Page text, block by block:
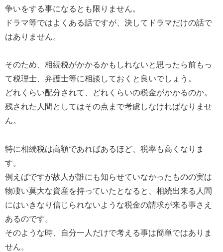
争いをする事になるとも限りません。
ドラマ等ではよくある話ですが、決してドラマだけの話で
はありません。
そのため、相続税がかかるかもしれないと思ったら前もっ
て税理士、弁護士等に相談しておくと良いでしょう。
どれくらい配分されて、どれくらいの税金がかかるのか。
残された人間としてはその点まで考慮しなければなりませ
ん。
特に相続税は高額であればあるほど、税率も高くなりま
す。
例えばですが故人が誰にも知らせていなかったものの実は
物凄い莫大な資産を持っていたとなると、相続出来る人間
にはいきなり信じられないような税金の請求が来る事さえ
あるのです。
そのような時、自分一人だけで考える事は簡単ではありま
せん。